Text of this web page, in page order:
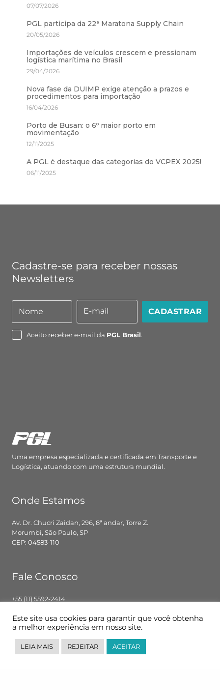
07/07/2026
PGL participa da 22ª Maratona Supply Chain
20/05/2026
Importações de veículos crescem e pressionam
logística marítima no Brasil
29/04/2026
Nova fase da DUIMP exige atenção a prazos e
procedimentos para importação
16/04/2026
Porto de Busan: o 6º maior porto em
movimentação
12/11/2025
A PGL é destaque das categorias do VCPEX 2025!
06/11/2025
Cadastre-se para receber nossas
Newsletters
Nome
Nome
mail
E-mail CADASTRAR
Aceito receber e-mail da PGL Brasil.
Uma empresa especializada e certificada em Transporte e
Logística, atuando com uma estrutura mundial.
Onde Estamos
Av. Dr. Chucri Zaidan, 296, 8ª andar, Torre Z.
Morumbi, São Paulo, SP
CEP: 04583-110
Fale Conosco
+55 (11) 5592-2414
Segunda – Sexta: 8h00 – 18h00
Siga-nos
Este site usa cookies para garantir que você obtenha
a melhor experiência em nosso site.
LEIA MAIS REJEITAR ACEITAR